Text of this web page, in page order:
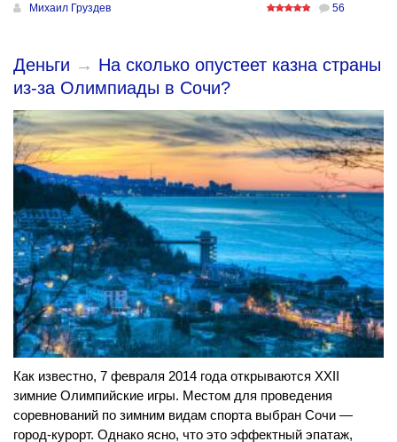
Михаил Груздев 56
Деньги → На сколько опустеет казна страны
из-за Олимпиады в Сочи?
Как известно, 7 февраля 2014 года открываются XXII
зимние Олимпийские игры. Местом для проведения
соревнований по зимним видам спорта выбран Сочи —
город-курорт. Однако ясно, что это эффектный эпатаж,